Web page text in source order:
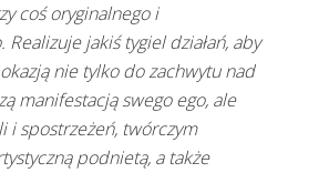
coś oryginalnego i
Realizuje jakiś tygiel działań, aby
nie tylko do zachwytu nad
manifestacją swego ego, ale
i spostrzeżeń, twórczym
podnietą, a także